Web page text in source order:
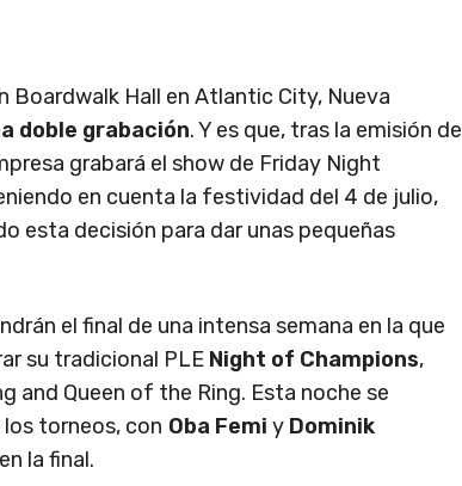
Boardwalk Hall en Atlantic City, Nueva
doble grabación. Y es que, tras la emisión de
grabará el show de Friday Night
en cuenta la festividad del 4 de julio,
esta decisión para dar unas pequeñas
el final de una intensa semana en la que
su tradicional PLE Night of Champions,
and Queen of the Ring. Esta noche se
torneos, con Oba Femi y Dominik
la final.